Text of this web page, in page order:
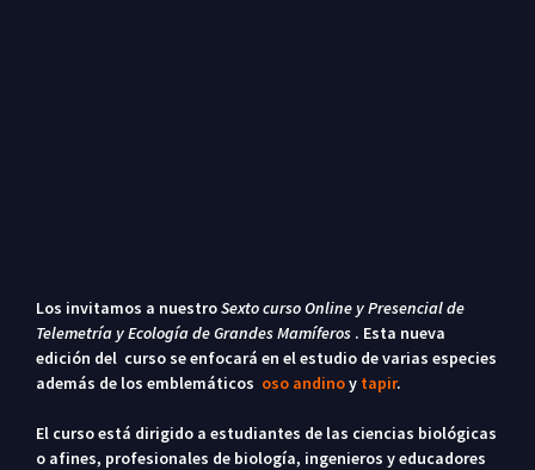
Los invitamos a nuestroSexto curso Online y Presencial de
Telemetría y Ecología de Grandes Mamíferos . Esta nueva
edición del curso se enfocará en el estudio de varias especies
además de los emblemáticos oso andinoy tapir.
El curso está dirigido a estudiantes de las ciencias biológicas
o afines, profesionales de biología, ingenieros y educadores